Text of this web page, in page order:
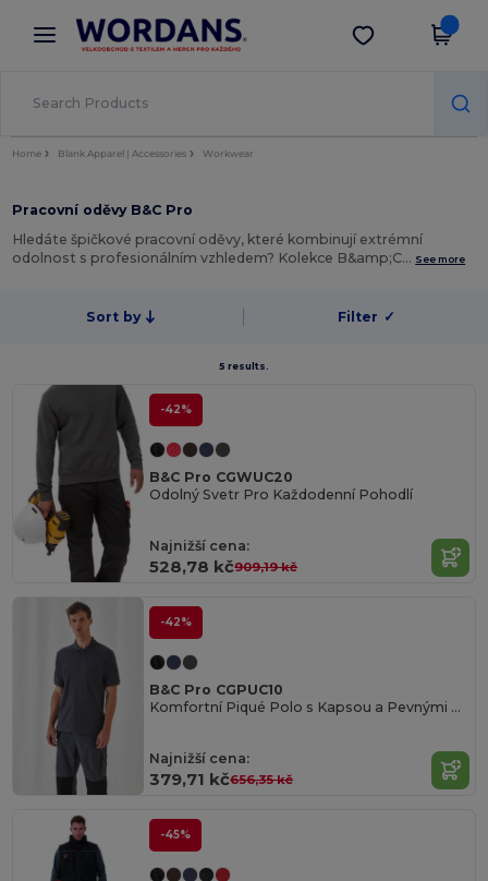
× Aplikace Wordans
Lepší ceny v aplikaci!
Stáhnout app
Home Blank Apparel | Accessories Workwear
Pracovní oděvy B&C Pro
Hledáte špičkové pracovní oděvy, které kombinují extrémní
odolnost s profesionálním vzhledem? Kolekce B&amp;C… See more
Sort by Filter ✓
5 results.
-42%
B&C Pro CGWUC20
Odolný Svetr Pro Každodenní Pohodlí
Najnižší cena:
528,78 kč909,19 kč
-42%
B&C Pro CGPUC10
Komfortní Piqué Polo s Kapsou a Pevnými Švy
Najnižší cena:
379,71 kč656,35 kč
-45%